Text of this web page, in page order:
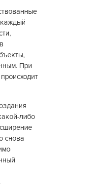
При
либо
снова